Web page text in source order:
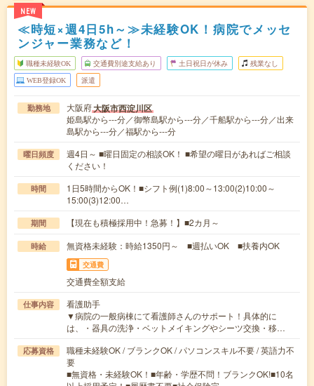
NEW
≪時短×週4日5h～≫未経験OK！病院でメッセ
ンジャー業務など！
職種未経験OK 交通費別途支給あり 土日祝日が休み 残業なし
WEB登録OK 派遣
勤務地 大阪府大阪市西淀川区
姫島駅から---分／御幣島駅から---分／千船駅から---分／出来
島駅から---分／福駅から---分
曜日頻度
週4日～ ■曜日固定の相談OK！ ■希望の曜日があればご相談
ください！
時間
1日5時間からOK！■シフト例(1)8:00～13:00(2)10:00～
15:00(3)12:00…
期間 【現在も積極採用中！急募！】■2カ月～
時給 無資格未経験：時給1350円～ ■週払いOK ■扶養内OK
交通費
交通費全額支給
仕事内容
看護助手
▼病院の一般病棟にて看護師さんのサポート！具体的に
は、・器具の洗浄・ベットメイキングやシーツ交換・移…
応募資格
職種未経験OK / ブランクOK / パソコンスキル不要 / 英語力不
要
■無資格・未経験OK！■年齢・学歴不問！ブランクOK!■10名